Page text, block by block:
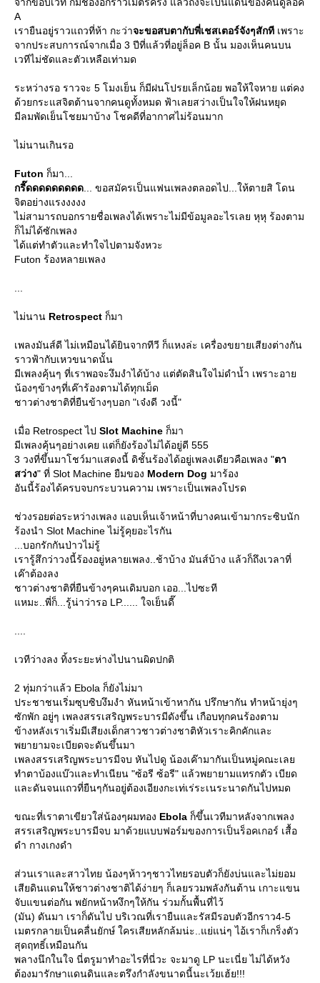
A
เรายืนอยู่ราวแถวที่ห้า กะว่าจะขอสบตากับพี่เชสเตอร์จังๆสักที เพราะ
จากประสบการณ์จากเมื่อ 3 ปีที่แล้วที่อยู่ล็อค B นั้น มองเห็นคนบน
เวทีไม่ชัดและตัวเหลือเท่ามด
ระหว่างรอ ราวจะ 5 โมงเย็น ก็มีฝนโปรยเล็กน้อย พอให้ใจหาย แต่คง
ด้วยกระแสจิตต้านจากคนดูทั้งหมด ฟ้าเลยสว่างเป็นใจให้ฝนหยุด
มีลมพัดเย็นโชยมาบ้าง โชคดีที่อากาศไม่ร้อนมาก
ไม่นานเกินรอ
Futon ก็มา...
กรี๊ดดดดดดดดด ... ขอสมัครเป็นแฟนเพลงตลอดไป...ให้ตายสิ โดน
จิตอย่างแรงงงงง
ไม่สามารถบอกรายชื่อเพลงได้เพราะไม่มีข้อมูลอะไรเลย หุหุ ร้องตาม
ก็ไม่ได้ซักเพลง
ได้แต่ทำตัวและทำใจไปตามจังหวะ
Futon ร้องหลายเพลง
ไม่นาน Retrospect ก็มา
เพลงมันส์ดี ไม่เหมือนได้ยินจากทีวี ก็แหงล่ะ เครื่องขยายเสียงต่างกัน
ราวฟ้ากับเหวขนาดนั้น
มีเพลงคุ้นๆ ที่เราพอจะงึมงำได้บ้าง แต่ตัดสินใจไม่ดำน้ำ เพราะอา
น้องๆข้างๆที่เค๊าร้องตามได้ทุกเม็ด
ชาวต่างชาติที่ยืนข้างๆบอก "เจ๋งดี วงนี้"
เมื่อ Retrospect ไป Slot Machine ก็มา
มีเพลงคุ้นๆอย่างเคย แต่ก็ยังร้องไม่ได้อยู่ดี 555
3 วงที่ขึ้นมาโชว์มาแสดงนี้ ดิชั้นร้องได้อยู่เพลงเดียวคือเพลง "ตา
สว่าง" ที่ Slot Machine ยืมของ Modern Dog มาร้อง
อันนี้ร้องได้ครบจบกระบวนความ เพราะเป็นเพลงโปรด
ช่วงรอยต่อระหว่างเพลง แอบเห็นเจ้าหน้าที่บางคนเข้ามากระซิบนัก
ร้องนำ Slot Machine ไม่รู้คุยอะไรกัน
...บอกรักกันป่าวไม่รู้
เรารู้สึกว่าวงนี้ร้องอยู่หลายเพลง..ช้าบ้าง มันส์บ้าง แล้วก็ถึงเวลาที่
เค๊าต้องลง
ชาวต่างชาติที่ยืนข้างๆคนเดิมบอก เออ...ไปซะที
หมะ..พี่ก็...รู้น่าว่ารอ LP...... ใจเย็นดี๊
เวทีว่างลง ทิ้งระยะห่างไปนานผิดปกติ
2 ทุ่มกว่าแล้ว Ebola ก็ยังไม่มา
ประชาชนเริ่มซุบซิบงึมงำ หันหน้าเข้าหากัน ปรึกษากัน ทำหน้ายุ่งๆ
ซักพัก อยู่ๆ เพลงสรรเสริญพระบารมีดังขึ้น เกือบทุกคนร้องตาม
ข้างหลังเราเริ่มมีเสียงเด็กสาวชาวต่างชาติหัวเราะคิกคักและ
พยายามจะเบียดจะดันขึ้นมา
เพลงสรรเสริญพระบารมีจบ หันไปดู น้องเค๊ามากันเป็นหมู่คณะเล
ทำตาบ้องแบ๊วและทำเนียน "ซ้อรี ซ้อรี" แล้วพยายามแทรกตัว เบียด
ละดันจนแถวที่ยืนๆกันอยู่ต้องเอียงกะเท่เร่ระเนระนาดกันไปหมด
ขณะที่เราตาเขียวใส่น้องๆผมทอง Ebola ก็ขึ้นเวทีมาหลังจากเพลง
สรรเสริญพระบารมีจบ มาด้วยแบบฟอร์มของการเป็นร็อคเกอร์ เสื้อ
ดำ กางเกงดำ
ส่วนเราและสาวไทย น้องๆห้าวๆชาวไทยรอบตัวก็ยังบ่นและไม่ยอม
เสียดินแดนให้ชาวต่างชาติได้ง่ายๆ ก็เลยรวมพลังกันต้าน เกาะแขน
จับแขนต่อกัน พยักหน้าหงึกๆให้กัน ร่วมกั้นพื้นที่ไว้
(มัน) ดันมา เราก็ดันไป บริเวณที่เรายืนและรัสมีรอบตัวอีกราว4-5
เมตรกลายเป็นคลื่นยักษ์ ใครเสียหลักล้มน่ะ..แย่แน่ๆ ไอ้เราก็เกร็งตัว
สุดฤทธิ์เหมือนกัน
พลางนึกในใจ นี่ตรูมาทำอะไรที่นี่วะ จะมาดู LP นะเนี่ย ไม่ได้หวัง
ต้องมารักษาแดนดินและตรึงกำลังขนาดนี้นะเว้ยเฮ้ย!!!